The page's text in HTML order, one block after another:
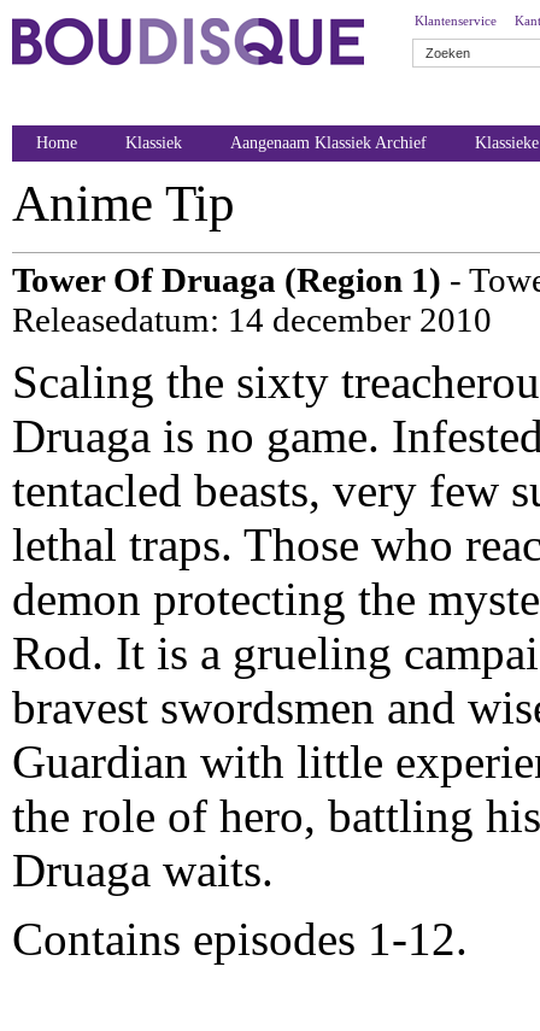
Klantenservice
Home Klassiek Aangenaam Klassiek Archief
Anime Tip
Tower Of Druaga (Region 1) -
Releasedatum: 14 december 2010
Scaling the sixty
Druaga is no game.
tentacled beasts, very few
lethal traps. Those who
demon protecting the
Rod. It is a grueling
bravest swordsmen and
Guardian with little
the role of hero, battling
Druaga waits.
Contains episodes 1-12.